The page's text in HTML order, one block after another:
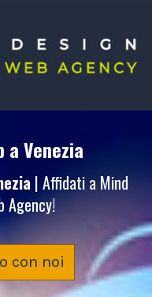
a Venezia
| Affidati a Mind
Agency!
con noi